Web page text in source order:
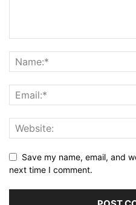
Save my name, email, and
next time I comment.